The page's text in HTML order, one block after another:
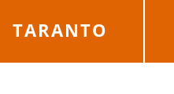
TARANTO